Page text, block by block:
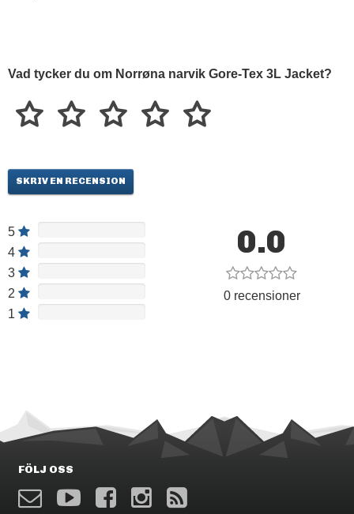
Vad tycker du om Norrøna narvik Gore-Tex 3L Jacket?
SKRIV EN RECENSION
5
4
3
2
1
0.0
0 recensioner
FÖLJ OSS